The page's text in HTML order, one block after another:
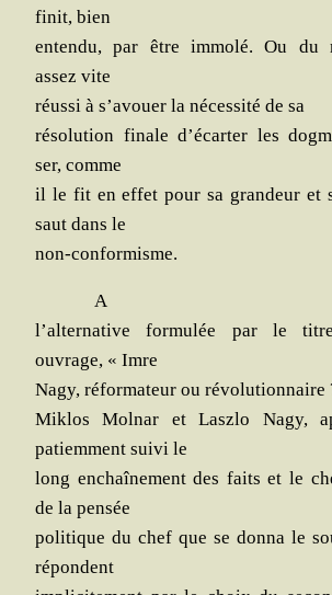
finit, bien
enten­du, par être immo­lé. Ou du
assez vite
réus­si à s’a­vouer la néces­si­té de sa
réso­lu­tion finale d’é­car­ter les
ser, comme
il le fit en effet pour sa gran­deur et
saut dans le
non-conformisme.
A
l’al­ter­na­tive for­mu­lée par le
ouvrage, « Imre
Nagy, réfor­ma­teur ou révolutionnaire
Mik­los Mol­nar et Lasz­lo Nagy,
patiem­ment sui­vi le
long enchaî­ne­ment des faits et le
de la pensée
poli­tique du chef que se don­na le
répondent